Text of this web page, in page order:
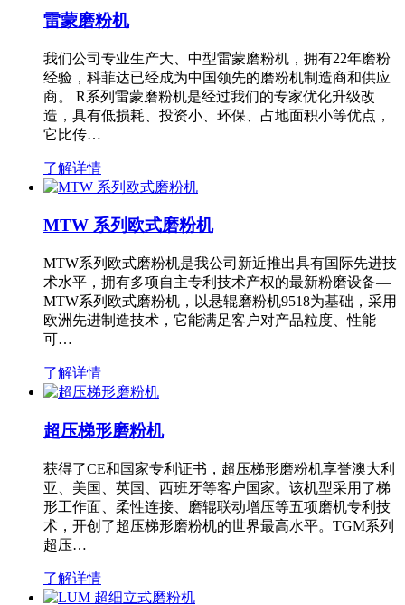
雷蒙磨粉机
我们公司专业生产大、中型雷蒙磨粉机，拥有22年磨粉
经验，科菲达已经成为中国领先的磨粉机制造商和供应
商。 R系列雷蒙磨粉机是经过我们的专家优化升级改
造，具有低损耗、投资小、环保、占地面积小等优点，
它比传…
了解详情
MTW 系列欧式磨粉机
MTW系列欧式磨粉机是我公司新近推出具有国际先进技
术水平，拥有多项自主专利技术产权的最新粉磨设备—
MTW系列欧式磨粉机，以悬辊磨粉机9518为基础，采用
欧洲先进制造技术，它能满足客户对产品粒度、性能
可…
了解详情
超压梯形磨粉机
获得了CE和国家专利证书，超压梯形磨粉机享誉澳大利
亚、美国、英国、西班牙等客户国家。该机型采用了梯
形工作面、柔性连接、磨辊联动增压等五项磨机专利技
术，开创了超压梯形磨粉机的世界最高水平。TGM系列
超压…
了解详情